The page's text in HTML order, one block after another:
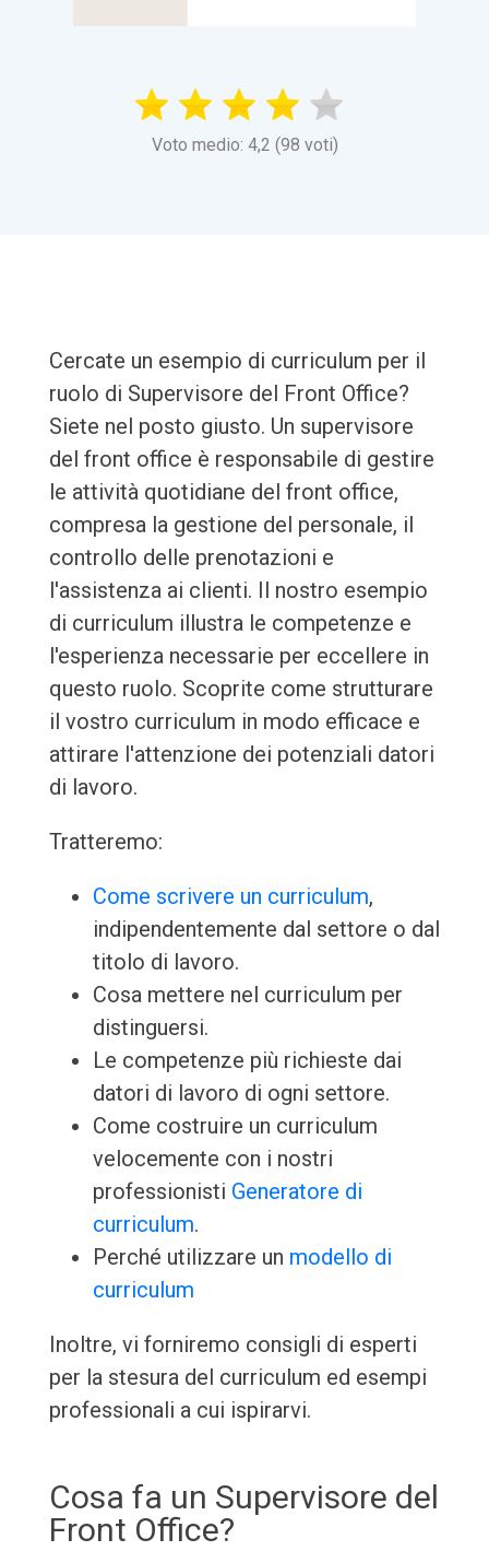
Voto medio: 4,2 (98 voti)
Cercate un esempio di curriculum per il
ruolo di Supervisore del Front Office?
Siete nel posto giusto. Un supervisore
del front office è responsabile di gestire
le attività quotidiane del front office,
compresa la gestione del personale, il
controllo delle prenotazioni e
l'assistenza ai clienti. Il nostro esempio
di curriculum illustra le competenze e
l'esperienza necessarie per eccellere in
questo ruolo. Scoprite come strutturare
il vostro curriculum in modo efficace e
attirare l'attenzione dei potenziali datori
di lavoro.
Tratteremo:
Come scrivere un curriculum,
indipendentemente dal settore o dal
titolo di lavoro.
Cosa mettere nel curriculum per
distinguersi.
Le competenze più richieste dai
datori di lavoro di ogni settore.
Come costruire un curriculum
velocemente con i nostri
professionisti Generatore di
curriculum.
Perché utilizzare un modello di
curriculum
Inoltre, vi forniremo consigli di esperti
per la stesura del curriculum ed esempi
professionali a cui ispirarvi.
Cosa fa un Supervisore del
Front Office?